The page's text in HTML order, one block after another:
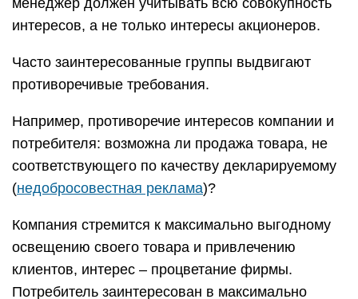
менеджер должен учитывать всю совокупность
интересов, а не только интересы акционеров.
Часто заинтересованные группы выдвигают
противоречивые требования.
Например, противоречие интересов компании и
потребителя: возможна ли продажа товара, не
соответствующего по качеству декларируемому
(недобросовестная реклама)?
Компания стремится к максимально выгодному
освещению своего товара и привлечению
клиентов, интерес – процветание фирмы.
Потребитель заинтересован в максимально